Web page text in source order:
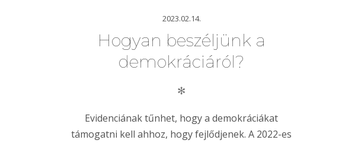
2023.02.14.
Hogyan beszéljünk a
demokráciáról?
✻
Evidenciának tűnhet, hogy a demokráciákat
támogatni kell ahhoz, hogy fejlődjenek. A 2022-es